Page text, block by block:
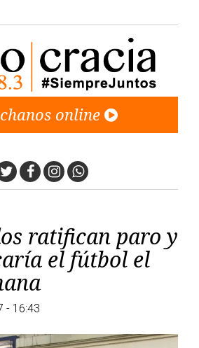
online
TwitterFacebook
Instagram
Whatsapp
ratifican paro y
el fútbol el
- 16:43